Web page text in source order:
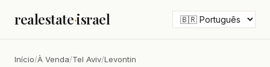
realestate·israel
Início/À Venda/Tel Aviv/Levontin